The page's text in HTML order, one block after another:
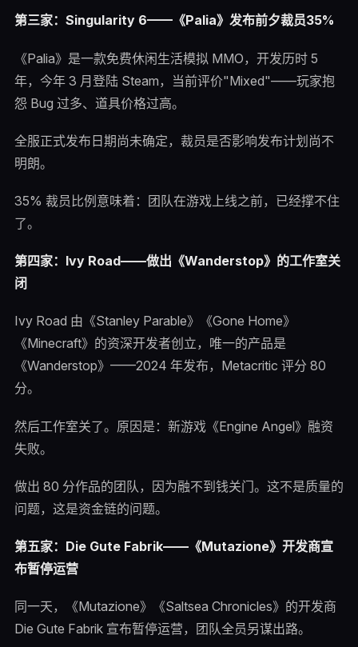
第三家：Singularity 6——《Palia》发布前夕裁员35%
《Palia》是一款免费休闲生活模拟 MMO，开发历时 5
年，今年 3 月登陆 Steam，当前评价"Mixed"——玩家抱
怨 Bug 过多、道具价格过高。
全服正式发布日期尚未确定，裁员是否影响发布计划尚不
明朗。
35% 裁员比例意味着：团队在游戏上线之前，已经撑不住
了。
第四家：Ivy Road——做出《Wanderstop》的工作室关
闭
Ivy Road 由《Stanley Parable》《Gone Home》
《Minecraft》的资深开发者创立，唯一的产品是
《Wanderstop》——2024 年发布，Metacritic 评分 80
分。
然后工作室关了。原因是：新游戏《Engine Angel》融资
失败。
做出 80 分作品的团队，因为融不到钱关门。这不是质量的
问题，这是资金链的问题。
第五家：Die Gute Fabrik——《Mutazione》开发商宣
布暂停运营
同一天，《Mutazione》《Saltsea Chronicles》的开发商
Die Gute Fabrik 宣布暂停运营，团队全员另谋出路。